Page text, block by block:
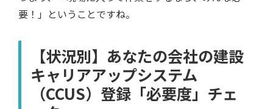
要！」ということですね。
【状況別】あなたの会社の建設
キャリアアップシステム
（CCUS）登録「必要度」チェ